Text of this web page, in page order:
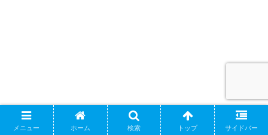
メニュー ホーム 検索 トップ サイドバー